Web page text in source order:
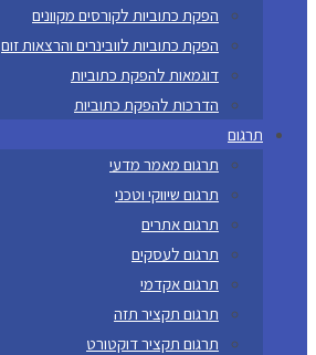
הפקת כתוביות לקורסים מקוונים
הפקת כתוביות לוובינרים והרצאות זום
דוגמאות להפקת כתוביות
הדרכות להפקת כתוביות
תרגום
תרגום מאמר מדעי
תרגום שיווקי וטכני
תרגום אתרים
תרגום לעסקים
תרגום אקדמי
תרגום תקציר תזה
תרגום תקציר דוקטורט